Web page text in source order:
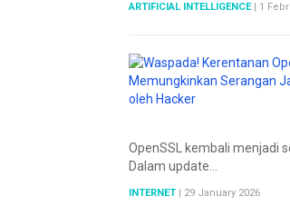
ARTIFICIAL INTELLIGENCE | 1
OpenSSL kembali menjadi
Dalam update…
INTERNET | 29 January 2026